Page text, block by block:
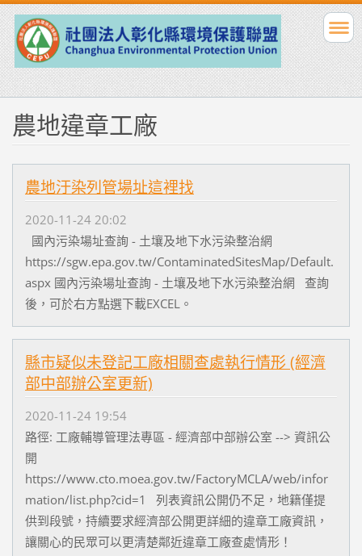
農地違章工廠
農地汙染列管場址這裡找
2020-11-24 20:02
國內污染場址查詢 - 土壤及地下水污染整治網
https://sgw.epa.gov.tw/ContaminatedSitesMap/Default.
aspx 國內污染場址查詢 - 土壤及地下水污染整治網 查詢
後，可於右方點選下載EXCEL。
縣市疑似未登記工廠相關查處執行情形 (經濟
部中部辦公室更新)
2020-11-24 19:54
路徑: 工廠輔導管理法專區 - 經濟部中部辦公室 --> 資訊公
開
https://www.cto.moea.gov.tw/FactoryMCLA/web/infor
mation/list.php?cid=1 列表資訊公開仍不足，地籍僅提
供到段號，持續要求經濟部公開更詳細的違章工廠資訊，
讓關心的民眾可以更清楚鄰近違章工廠查處情形！